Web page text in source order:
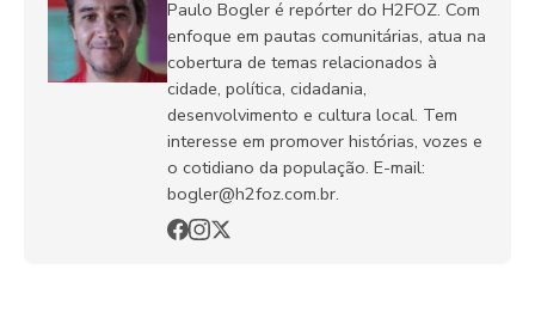
Paulo Bogler é repórter do H2FOZ. Com
enfoque em pautas comunitárias, atua na
cobertura de temas relacionados à
cidade, política, cidadania,
desenvolvimento e cultura local. Tem
interesse em promover histórias, vozes e
o cotidiano da população. E-mail:
bogler@h2foz.com.br.